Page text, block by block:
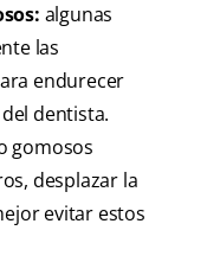
algunas
las
endurecer
dentista.
gomosos
desplazar la
evitar estos